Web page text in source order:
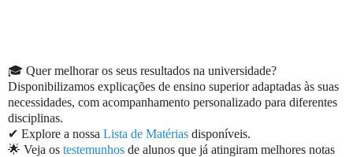
🎓 Quer melhorar os seus resultados na universidade?
Disponibilizamos explicações de ensino superior adaptadas às suas
necessidades, com acompanhamento personalizado para diferentes
disciplinas.
✔ Explore a nossa Lista de Matérias disponíveis.
🌟 Veja os testemunhos de alunos que já atingiram melhores notas